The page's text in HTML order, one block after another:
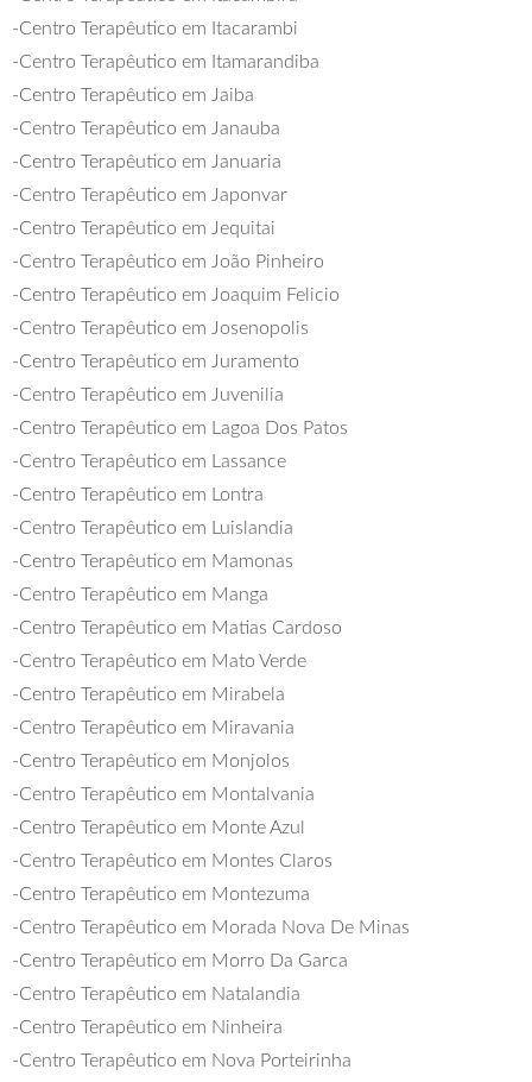
-Centro Terapêutico em Itacarambi
-Centro Terapêutico em Itamarandiba
-Centro Terapêutico em Jaiba
-Centro Terapêutico em Janauba
-Centro Terapêutico em Januaria
-Centro Terapêutico em Japonvar
-Centro Terapêutico em Jequitai
-Centro Terapêutico em João Pinheiro
-Centro Terapêutico em Joaquim Felicio
-Centro Terapêutico em Josenopolis
-Centro Terapêutico em Juramento
-Centro Terapêutico em Juvenilia
-Centro Terapêutico em Lagoa Dos Patos
-Centro Terapêutico em Lassance
-Centro Terapêutico em Lontra
-Centro Terapêutico em Luislandia
-Centro Terapêutico em Mamonas
-Centro Terapêutico em Manga
-Centro Terapêutico em Matias Cardoso
-Centro Terapêutico em Mato Verde
-Centro Terapêutico em Mirabela
-Centro Terapêutico em Miravania
-Centro Terapêutico em Monjolos
-Centro Terapêutico em Montalvania
-Centro Terapêutico em Monte Azul
-Centro Terapêutico em Montes Claros
-Centro Terapêutico em Montezuma
-Centro Terapêutico em Morada Nova De Minas
-Centro Terapêutico em Morro Da Garca
-Centro Terapêutico em Natalandia
-Centro Terapêutico em Ninheira
-Centro Terapêutico em Nova Porteirinha